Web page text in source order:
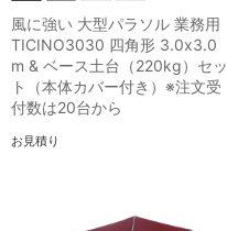
風に強い 大型パラソル 業務用
TICINO3030 四角形 3.0x3.0
m & ベース土台（220kg）セッ
ト（本体カバー付き）※注文受
付数は20台から
お見積り